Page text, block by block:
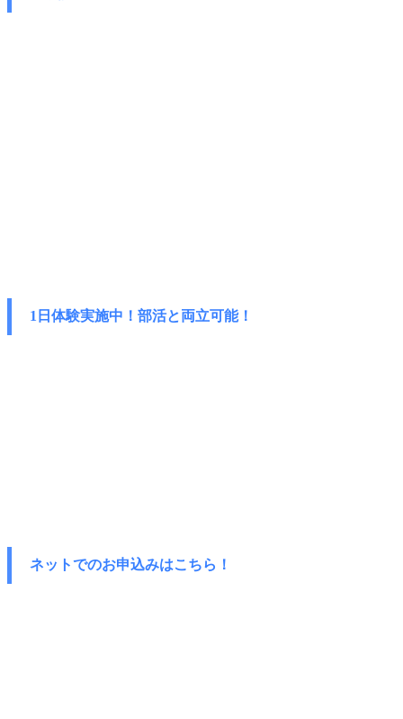
1日体験実施中！部活と両立可能！
ネットでのお申込みはこちら！